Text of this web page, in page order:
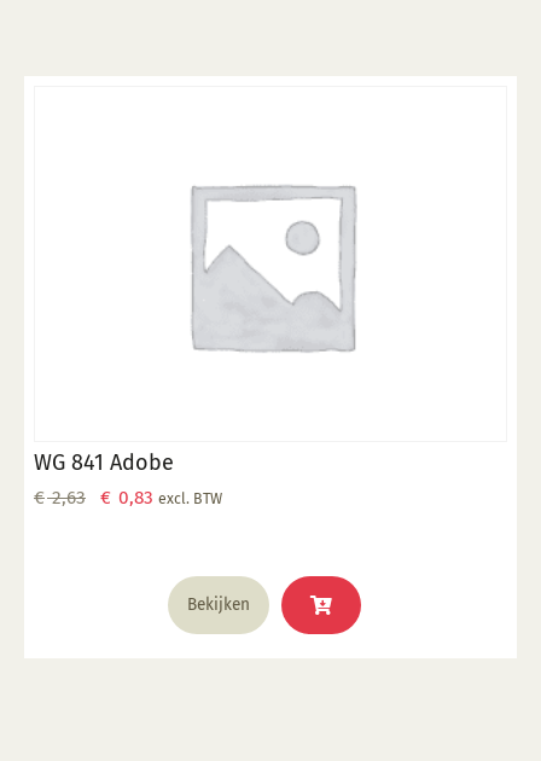
WG 841 Adobe
€2,63
Oorspronkelijke
€ 0,83 Huidige
€ 0,83.
excl. BTW
Bekijken